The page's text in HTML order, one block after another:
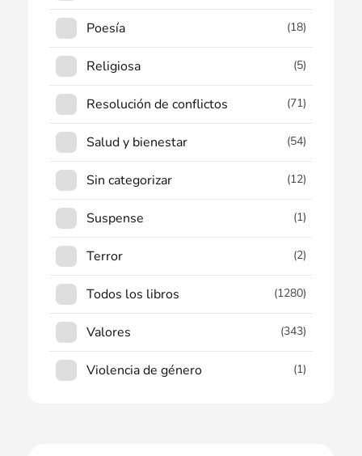
Poesía (18)
Religiosa (5)
Resolución de conflictos (71)
Salud y bienestar (54)
Sin categorizar (12)
Suspense (1)
Terror (2)
Todos los libros (1280)
Valores (343)
Violencia de género (1)